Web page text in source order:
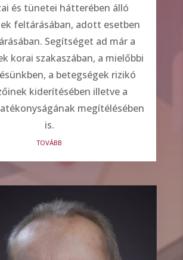
és tünetei hátterében álló
feltárásában, adott esetben
Segítséget ad már a
korai szakaszában, a mielőbbi
a betegségek rizikó
kiderítésében illetve a
megítélésében
is.
tovább